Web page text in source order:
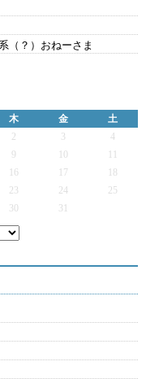
（？）おねーさま
木 金
土
2 3
4
9
16 17
23 24
25
30 31